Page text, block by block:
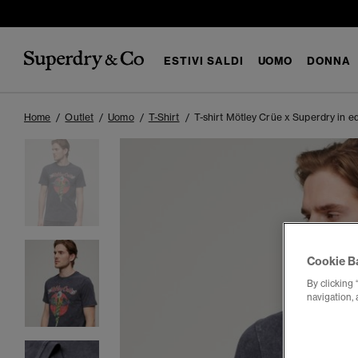
ESTIVI SALDI UOMO DONNA
Home Outlet Uomo T-Shirt T-shirt Mötley Crüe x Superdry in
Cookie
By clicking
navigation,